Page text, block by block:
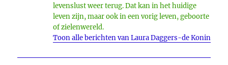
levenslust weer terug. Dat kan in het huidige
leven zijn, maar ook in een vorig leven, geboorte
of zielenwereld.
Toon alle berichten van Laura Daggers-de Koning